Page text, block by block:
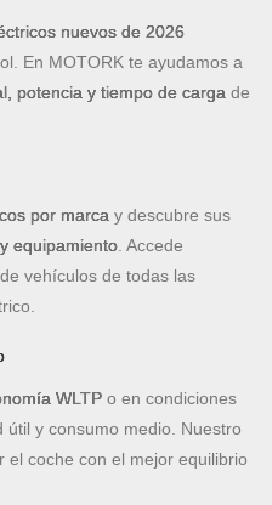
nuevos de 2026
En MOTORK te ayudamos a
potencia y tiempo de carga de
por marca y descubre sus
equipamiento. Accede
vehículos de todas las
WLTP o en condiciones
y consumo medio. Nuestro
coche con el mejor equilibrio